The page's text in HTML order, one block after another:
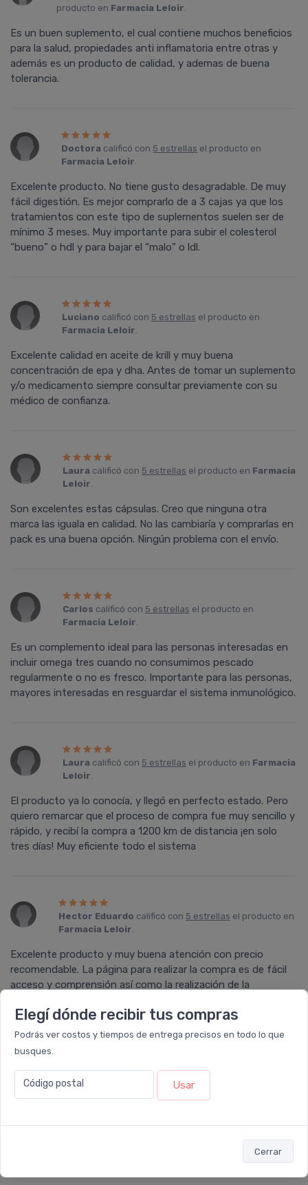
Elegí dónde recibir tus compras
Podrás ver costos y tiempos de entrega precisos en todo lo que
busques.
Código postal Usar
Cerrar
producto en Farmacia Leloir.
Es un buen suplemento, el cual contiene muchos beneficios
para la salud, propiedades anti inflamatoria entre otras y
además es un producto de calidad, y ademas de buena
tolerancia.
Doctora calificó con 5 estrellas el producto en
Farmacia Leloir.
Excelente producto. No tiene gusto desagradable. De muy
fácil digestión. Es mejor comprarlo de a 3 cajas ya que los
tratamientos con este tipo de suplementos suelen ser de
mínimo 3 meses. Muy importante para subir el colesterol
“bueno” o hdl y para bajar el “malo” o ldl.
Luciano calificó con 5 estrellas el producto en
Farmacia Leloir.
Excelente calidad en aceite de krill y muy buena
concentración de epa y dha. Antes de tomar un suplemento
y/o medicamento siempre consultar previamente con su
médico de confianza.
Laura calificó con 5 estrellas el producto en Farmacia
Leloir.
Son excelentes estas cápsulas. Creo que ninguna otra
marca las iguala en calidad. No las cambiaría y comprarlas en
pack es una buena opción. Ningún problema con el envío.
Carlos calificó con 5 estrellas el producto en
Farmacia Leloir.
Es un complemento ideal para las personas interesadas en
incluir omega tres cuando no consumimos pescado
regularmente o no es fresco. Importante para las personas,
mayores interesadas en resguardar el sistema inmunológico.
Laura calificó con 5 estrellas el producto en Farmacia
Leloir.
El producto ya lo conocía, y llegó en perfecto estado. Pero
quiero remarcar que el proceso de compra fue muy sencillo y
rápido, y recibí la compra a 1200 km de distancia ¡en solo
tres días! Muy eficiente todo el sistema
Hector Eduardo calificó con 5 estrellas el producto en
Farmacia Leloir.
Excelente producto y muy buena atención con precio
recomendable. La página para realizar la compra es de fácil
acceso y comprensión así como la realización de la
Adalberto Ocalificó con5 estrellas
Farmacia Leloir
por mas de cinco meses, es fabuloso, cumple con la función
para la cual fue desarrollado, lo compre también en esta
farmacia. Ahora estoy retomando la toma, deseo hacerlo